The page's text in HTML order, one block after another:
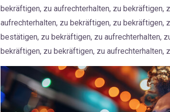
bekräftigen, zu aufrechterhalten, zu
aufrechterhalten, zu bekräftigen, zu bekräftigen,
bestätigen, zu bekräftigen, zu aufrechterhalten,
bekräftigen, zu bekräftigen, zu